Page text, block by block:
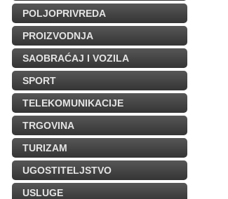
POLJOPRIVREDA
PROIZVODNJA
SAOBRAĆAJ I VOZILA
SPORT
TELEKOMUNIKACIJE
TRGOVINA
TURIZAM
UGOSTITELJSTVO
USLUGE